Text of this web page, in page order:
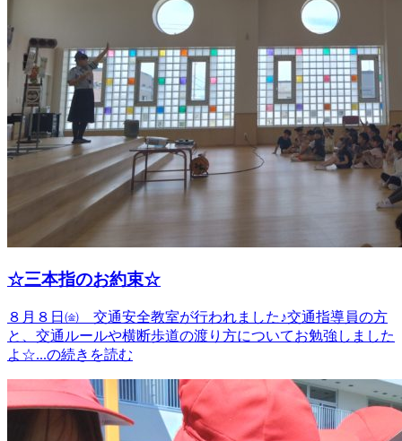
☆三本指のお約束☆
８月８日㈮ 交通安全教室が行われました♪交通指導員の方
と、交通ルールや横断歩道の渡り方についてお勉強しました
よ☆...の続きを読む